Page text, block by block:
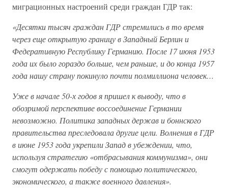
миграционных настроений среди граждан ГДР так:
«Десятки тысяч граждан ГДР стремились в то время
через еще открытую границу в Западный Берлин и
Федеративную Республику Германию. После 17 июня 1953
года их было гораздо больше, чем раньше, и до конца 1957
года нашу страну покинуло почти полмиллиона человек…
Уже в начале 50-х годов я пришел к выводу, что в
обозримой перспективе воссоединение Германии
невозможно. Политика западных держав и боннского
правительства преследовала другие цели. Волнения в ГДР
в июне 1953 года укрепили Запад в убеждении, что,
используя стратегию «отбрасывания коммунизма», они
смогут одержать победу с помощью политического,
экономического, а также военного давления».